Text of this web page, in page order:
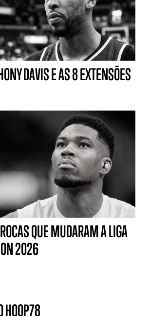
DAVIS E AS 8 EXTENSÕES
QUE MUDARAM A LIGA
2026
HOOP78